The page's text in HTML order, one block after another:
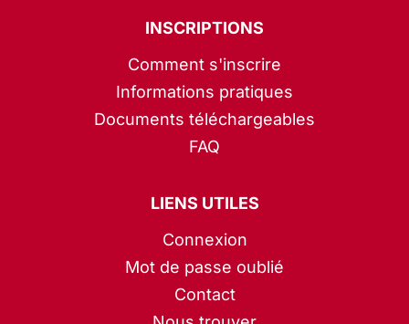
INSCRIPTIONS
Comment s'inscrire
Informations pratiques
Documents téléchargeables
FAQ
LIENS UTILES
Connexion
Mot de passe oublié
Contact